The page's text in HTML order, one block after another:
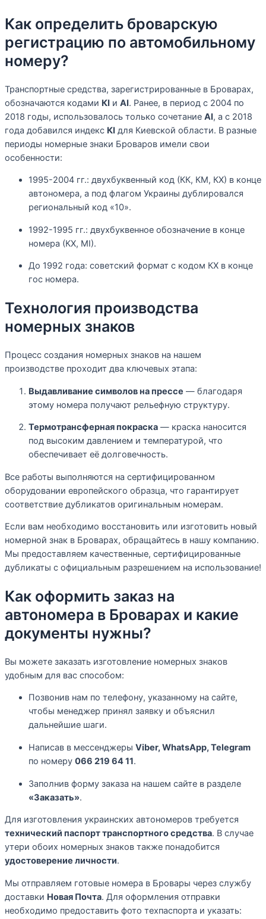
Как определить броварскую
регистрацию по автомобильному
номеру?
Транспортные средства, зарегистрированные в Броварах,
обозначаются кодами КІ и АІ. Ранее, в период с 2004 по
2018 годы, использовалось только сочетание АІ, а с 2018
года добавился индекс КІ для Киевской области. В разные
периоды номерные знаки Броваров имели свои
особенности:
1995-2004 гг.: двухбуквенный код (КК, КМ, КХ) в конце
автономера, а под флагом Украины дублировался
региональный код «10».
1992-1995 гг.: двухбуквенное обозначение в конце
номера (КХ, МІ).
До 1992 года: советский формат с кодом КХ в конце
гос номера.
Технология производства
номерных знаков
Процесс создания номерных знаков на нашем
производстве проходит два ключевых этапа:
Выдавливание символов на прессе — благодаря
этому номера получают рельефную структуру.
Термотрансферная покраска — краска наносится
под высоким давлением и температурой, что
обеспечивает её долговечность.
Все работы выполняются на сертифицированном
оборудовании европейского образца, что гарантирует
соответствие дубликатов оригинальным номерам.
Если вам необходимо восстановить или изготовить новый
номерной знак в Броварах, обращайтесь в нашу компанию.
Мы предоставляем качественные, сертифицированные
дубликаты с официальным разрешением на использование!
Как оформить заказ на
автономера в Броварах и какие
документы нужны?
Вы можете заказать изготовление номерных знаков
удобным для вас способом:
Позвонив нам по телефону, указанному на сайте,
чтобы менеджер принял заявку и объяснил
дальнейшие шаги.
Написав в мессенджеры Viber, WhatsApp, Telegram
по номеру 066 219 64 11.
Заполнив форму заказа на нашем сайте в разделе
«Заказать».
Для изготовления украинских автономеров требуется
технический паспорт транспортного средства. В случае
утери обоих номерных знаков также понадобится
удостоверение личности.
Мы отправляем готовые номера в Бровары через службу
доставки Новая Почта. Для оформления отправки
необходимо предоставить фото техпаспорта и указать: